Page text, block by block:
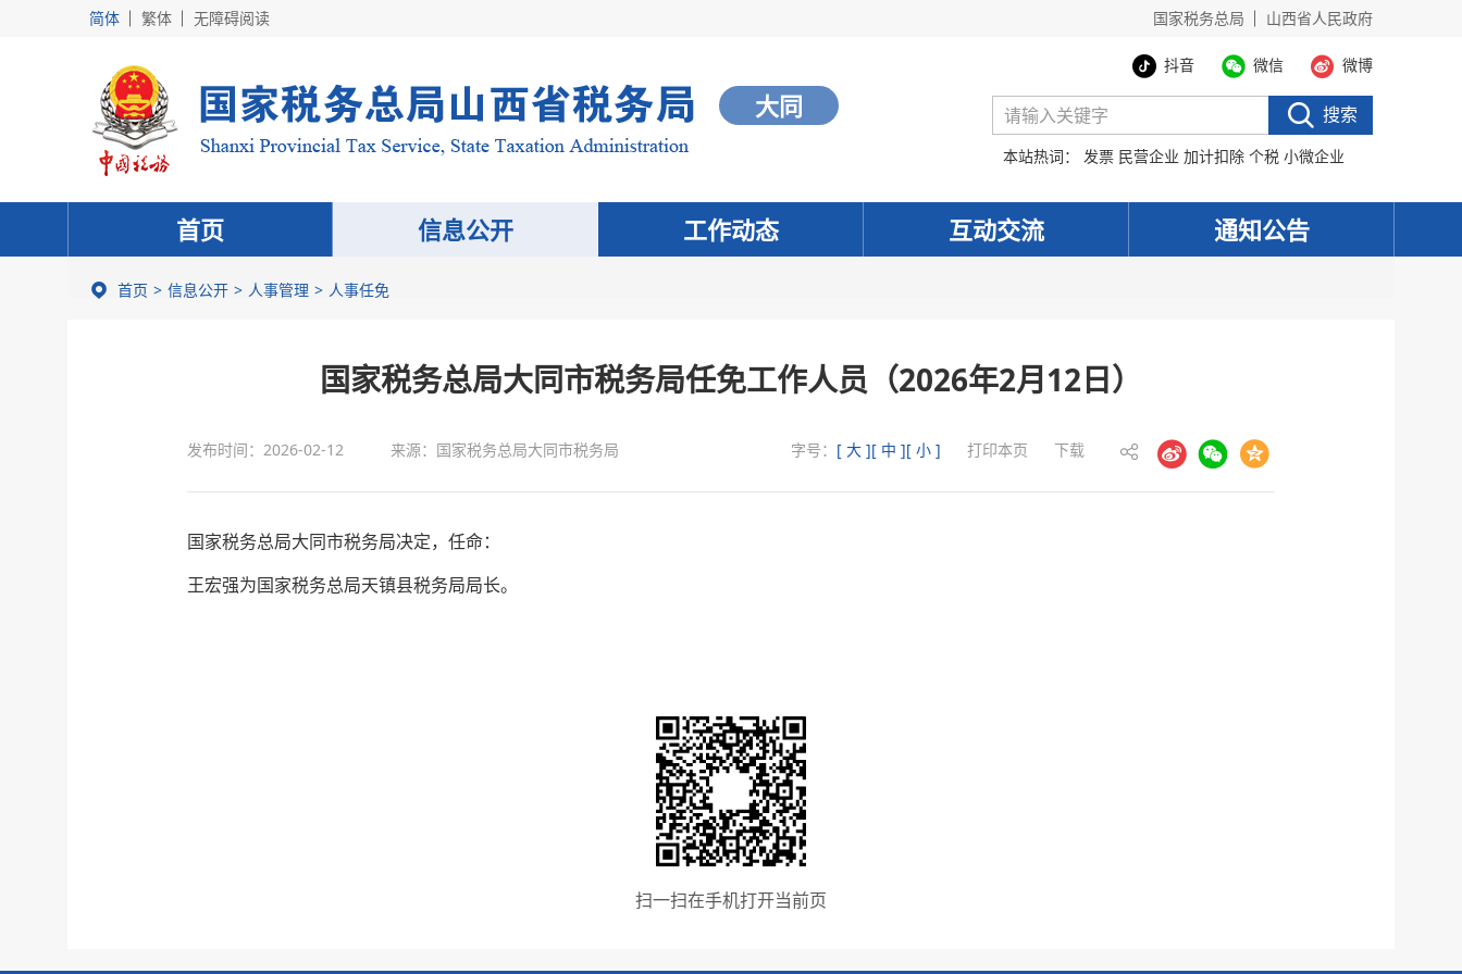
简体 繁体 无障碍阅读 国家税务总局 山西省人民政府
大同
抖音 微信 微博
搜索
本站热词： 发票 民营企业 加计扣除 个税 小微企业
首页 信息公开 工作动态 互动交流 通知公告
首页 信息公开 人事管理 人事任免
国家税务总局大同市税务局任免工作人员（2026年2月12日）
发布时间：2026-02-12 来源：国家税务总局大同市税务局 字号： [ 大 ][ 中 ][ 小 ] 打印本页 下载
国家税务总局大同市税务局决定，任命：
王宏强为国家税务总局天镇县税务局局长。
扫一扫在手机打开当前页